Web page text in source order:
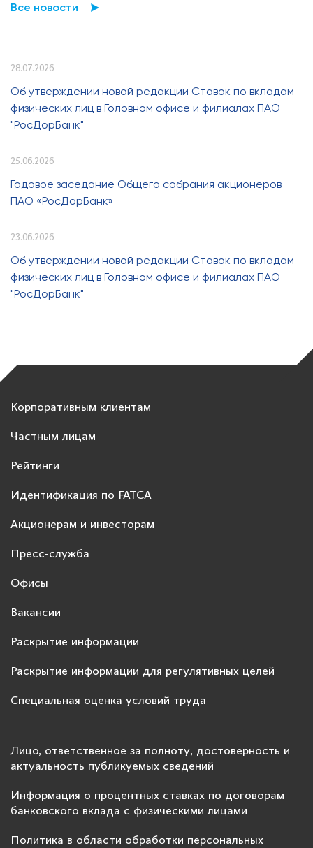
Все новости
28.07.2026
Об утверждении новой редакции Ставок по вкладам
физических лиц в Головном офисе и филиалах ПАО
"РосДорБанк"
25.06.2026
Годовое заседание Общего собрания акционеров
ПАО «РосДорБанк»
23.06.2026
Об утверждении новой редакции Ставок по вкладам
физических лиц в Головном офисе и филиалах ПАО
"РосДорБанк"
Корпоративным клиентам
Частным лицам
Рейтинги
Идентификация по FATCA
Акционерам и инвесторам
Пресс-служба
Офисы
Вакансии
Раскрытие информации
Раскрытие информации для регулятивных целей
Специальная оценка условий труда
Лицо, ответственное за полноту, достоверность и
актуальность публикуемых сведений
Информация о процентных ставках по договорам
банковского вклада с физическими лицами
Политика в области обработки персональных